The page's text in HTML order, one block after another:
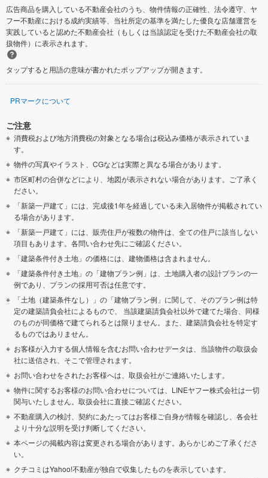
広告商品を購入している不動産会社のうち、物件情報の正確性、法令遵守、ヤ
フー不動産における成約実績等、当社所定の基準を満たした優良な店舗運営を
実践していると認めた不動産会社（もしくは当該認定を受けた不動産会社の取
扱物件）に表示されます。
タップすると用語の意味が書かれたポップアップが開きます。
PRマークについて
ご注意
消費税および地方消費税の対象となる場合は税込み価格が表示されていま
す。
物件の写真やイラスト、CGなどは実際と異なる場合があります。
市区町村の合併などにより、地図が表示されない場合があります。ご了承く
ださい。
「新築一戸建て」には、完成後1年を経過している未入居物件が掲載されてい
る場合があります。
「新築一戸建て」には、販売住戸が複数の物件は、全ての住戸に該当しない
項目もあります。各問い合わせ先にご確認ください。
「建築条件付き土地」の価格には、建物価格は含まれません。
「建築条件付き土地」の「建物プラン例」は、土地購入者の設計プランの一
例であり、プランの採用可否は任意です。
「土地（建築条件なし）」の「建物プラン例」に関して、そのプラン例は特
定の建築請負会社によるもので、 当該建築請負会社以外で建てた場合、同様
のものが同価格で建てられるとは限りません。また、建築請負会社を特定す
るものではありません。
お客様が入力する個人情報を含むお問い合わせデータは、当該物件の取扱会
社に送信され、そこで管理されます。
お問い合わせをされたお客様へは、取扱会社がご連絡いたします。
物件に関するお客様のお問い合わせについては、LINEヤフー株式会社は一切
関与いたしません。取扱会社に直接ご確認ください。
不動産購入の検討、契約にあたってはお客様ご自身が情報を確認し、各会社
より十分な説明を受け判断してください。
本ページの掲載内容は変更される場合があります。あらかじめご了承くださ
い。
クチコミはYahoo!不動産が独自で収集したものを表示しています。